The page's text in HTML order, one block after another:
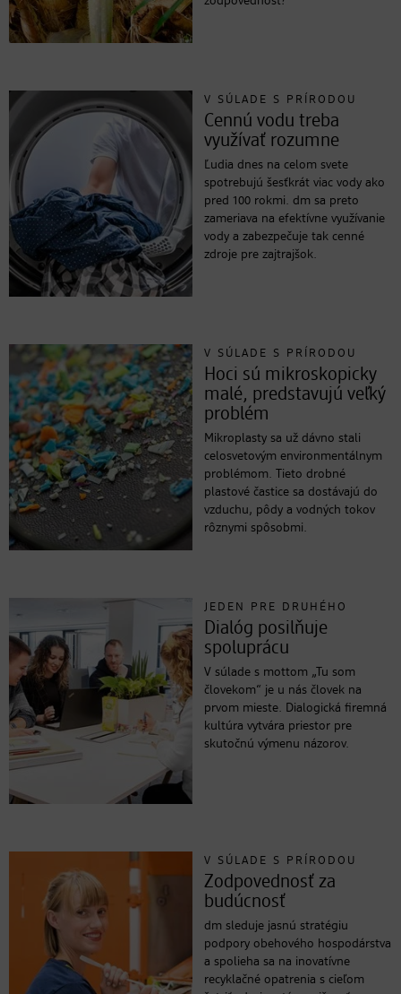
V SÚLADE S PRÍRODOU
Cennú vodu treba
využívať rozumne
Ľudia dnes na celom svete
spotrebujú šesťkrát viac vody ako
pred 100 rokmi. dm sa preto
zameriava na efektívne využívanie
vody a zabezpečuje tak cenné
zdroje pre zajtrajšok.
V SÚLADE S PRÍRODOU
Hoci sú mikroskopicky
malé, predstavujú veľký
problém
Mikroplasty sa už dávno stali
celosvetovým environmentálnym
problémom. Tieto drobné
plastové častice sa dostávajú do
vzduchu, pôdy a vodných tokov
rôznymi spôsobmi.
JEDEN PRE DRUHÉHO
Dialóg posilňuje
spoluprácu
V súlade s mottom „Tu som
človekom“ je u nás človek na
prvom mieste. Dialogická firemná
kultúra vytvára priestor pre
skutočnú výmenu názorov.
V SÚLADE S PRÍRODOU
Zodpovednosť za
budúcnosť
dm sleduje jasnú stratégiu
podpory obehového hospodárstva
a spolieha sa na inovatívne
recyklačné opatrenia s cieľom